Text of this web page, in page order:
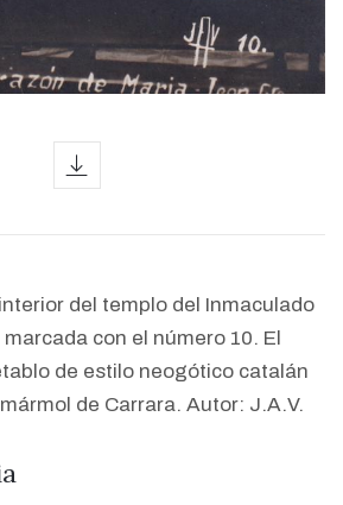
del templo del Inmaculado
con el número 10. El
de estilo neogótico catalán
de Carrara. Autor: J.A.V.